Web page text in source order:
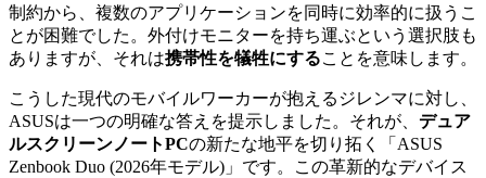
制約から、複数のアプリケーションを同時に効率的に扱うこ
とが困難でした。外付けモニターを持ち運ぶという選択肢も
ありますが、それは携帯性を犠牲にすることを意味します。
こうした現代のモバイルワーカーが抱えるジレンマに対し、
ASUSは一つの明確な答えを提示しました。それが、 デュア
ルスクリーンノートPCの新たな地平を切り拓く「ASUS
Zenbook Duo (2026年モデル)」です。この革新的なデバイス